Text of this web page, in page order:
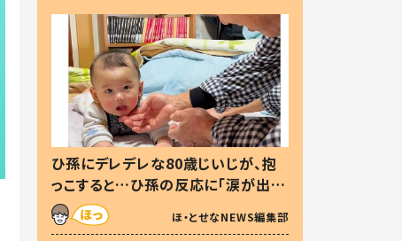
ひ孫にデレデレな80歳じいじが、抱
っこすると…ひ孫の反応に「涙が出ま
した」「可愛くて仕方ない」
ほ・とせなNEWS編集部